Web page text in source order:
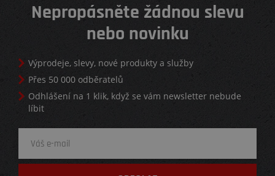
Nepropásněte žádnou slevu
nebo novinku
Výprodeje, slevy, nové produkty a služby
Přes 50 000 odběratelů
Odhlášení na 1 klik, když se vám newsletter nebude
líbit